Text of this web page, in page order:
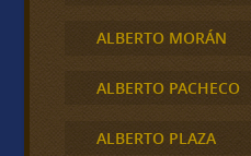
ALBERTO MORÁN
ALBERTO PACHECO
ALBERTO PLAZA